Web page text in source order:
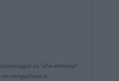
és 'aha-élményt'
a